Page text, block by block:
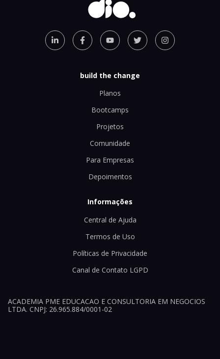
build the change
Planos
Bootcamps
Projetos
Comunidade
Para Empresas
Depoimentos
Informações
Central de Ajuda
Termos de Uso
Políticas de Privacidade
Canal de Contato LGPD
ACADEMIA PME EDUCACAO E CONSULTORIA EM NEGOCIOS
LTDA. CNPJ: 26.965.884/0001-02